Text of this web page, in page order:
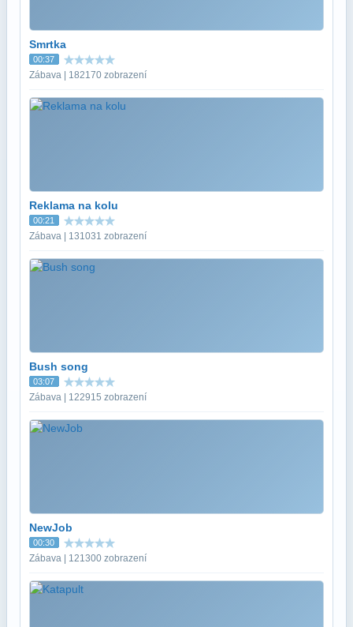
Smrtka
00:37
Zábava | 182170 zobrazení
Reklama na kolu
00:21
Zábava | 131031 zobrazení
Bush song
03:07
Zábava | 122915 zobrazení
NewJob
00:30
Zábava | 121300 zobrazení